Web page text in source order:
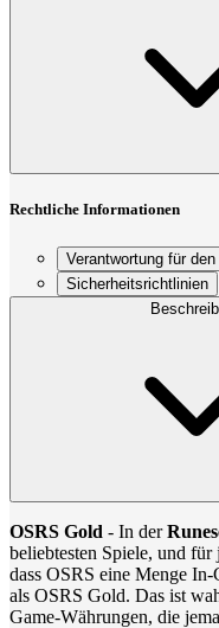
Rechtliche Informationen
Verantwortung für
Sicherheitsrichtlinien
OSRS Gold - In der
beliebtesten Spiele, und für
dass OSRS eine Menge
als OSRS Gold. Das ist
Game-Währungen, die